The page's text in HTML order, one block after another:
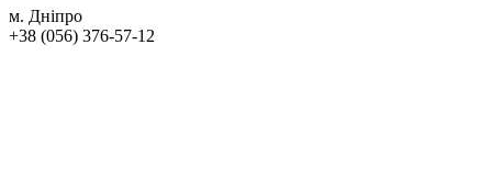
м. Дніпро
+38 (056) 376-57-12